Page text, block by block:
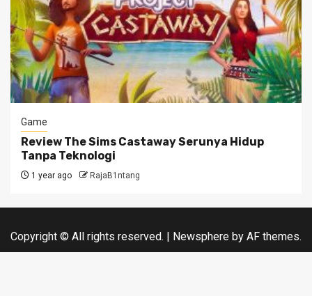
Game
Review The Sims Castaway Serunya Hidup
Tanpa Teknologi
1 year ago RajaB1ntang
Copyright © All rights reserved. | Newsphere by AF themes.